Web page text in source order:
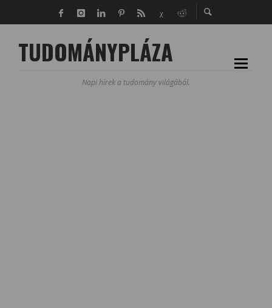
TUDOMÁNYPLÁZA
Napi hírek a tudomány világából.